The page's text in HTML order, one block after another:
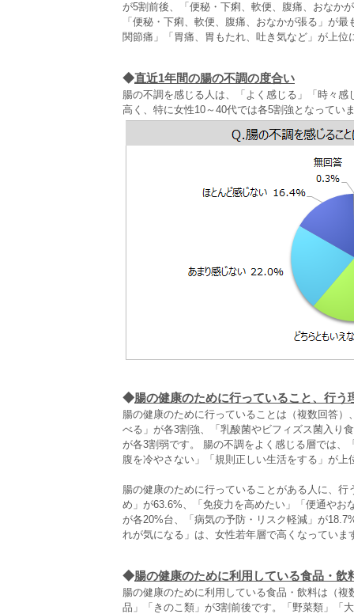
が5割前後、「便秘・下痢、軟便、腹痛、おなか
「便秘・下痢、軟便、腹痛、おなかが張る」が
関節痛」「胃痛、胃もたれ、吐き気など」が上位
◆直近1年間の腸の不調の度合い
腸の不調を感じる人は、「よく感じる」「時々
高く、特に女性10～40代では各5割強となってい
◆腸の健康のために行っていること、行う
腸の健康のために行っていることは（複数回答
べる」が各3割強、「乳酸菌やビフィズス菌入り
が各3割弱です。 腸の不調をよく感じる層では
腹を冷やさない」「規則正しい生活をする」が上
腸の健康のために行っていることがある人に、
め」が63.6%、「免疫力を高めたい」「便通や
が各20%台、「病気の予防・リスク軽減」が
れが気になる」は、女性若年層で高くなっていま
◆腸の健康のために利用している食品・飲
腸の健康のために利用している食品・飲料は（
品」「きのこ類」が3割前後です。「野菜類」「